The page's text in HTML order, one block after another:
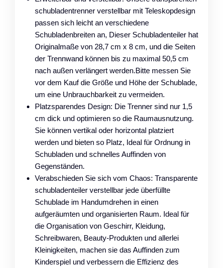
schubladentrenner verstellbar mit Teleskopdesign
passen sich leicht an verschiedene
Schubladenbreiten an, Dieser Schubladenteiler hat
Originalmaße von 28,7 cm x 8 cm, und die Seiten
der Trennwand können bis zu maximal 50,5 cm
nach außen verlängert werden.Bitte messen Sie
vor dem Kauf die Größe und Höhe der Schublade,
um eine Unbrauchbarkeit zu vermeiden.
Platzsparendes Design: Die Trenner sind nur 1,5
cm dick und optimieren so die Raumausnutzung.
Sie können vertikal oder horizontal platziert
werden und bieten so Platz, Ideal für Ordnung in
Schubladen und schnelles Auffinden von
Gegenständen.
Verabschieden Sie sich vom Chaos: Transparente
schubladenteiler verstellbar jede überfüllte
Schublade im Handumdrehen in einen
aufgeräumten und organisierten Raum. Ideal für
die Organisation von Geschirr, Kleidung,
Schreibwaren, Beauty-Produkten und allerlei
Kleinigkeiten, machen sie das Auffinden zum
Kinderspiel und verbessern die Effizienz des